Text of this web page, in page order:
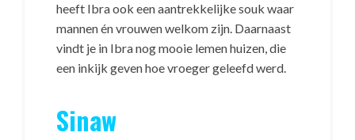
heeft Ibra ook een aantrekkelijke souk waar
mannen én vrouwen welkom zijn. Daarnaast
vindt je in Ibra nog mooie lemen huizen, die
een inkijk geven hoe vroeger geleefd werd.
Sinaw